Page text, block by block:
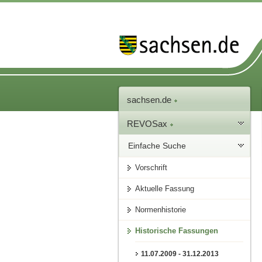
sachsen.de
REVOSax
Einfache Suche
Vorschrift
Aktuelle Fassung
Normenhistorie
Historische Fassungen
11.07.2009 - 31.12.2013